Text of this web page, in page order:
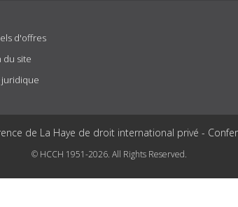
d'offres
du site
juridique
de La Haye de droit international privé -
© HCCH 1951-2026. All Rights Reserved.